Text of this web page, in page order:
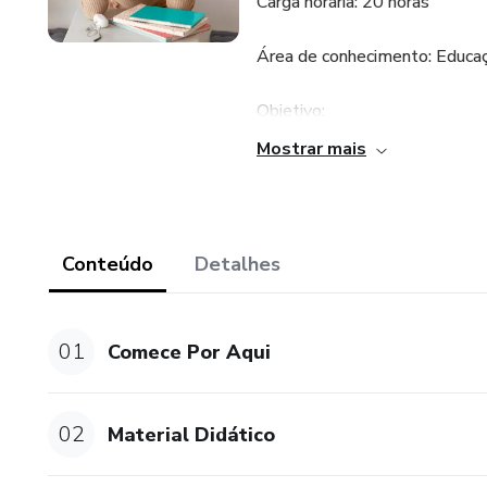
Área de conhecimento:
Objetivo:
• Introdução às Dificuldades
entre dificuldades de
• Aspectos Afetivos e
processo de aprendizagem;
Mostrar mais
Conteúdo Detalhes
01 Comece Por Aqui
02 Material Didático